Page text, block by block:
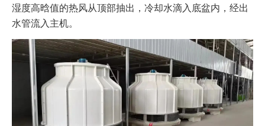
湿度高晗值的热风从顶部抽出，冷却水滴入底盆内，经出
水管流入主机。